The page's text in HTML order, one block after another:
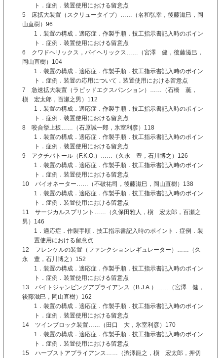
ト．症例．装置使用における留意点
5 床拡大装置（スクリュータイプ）……（名和弘幸，後藤滋巳，岡
山直樹）96
1．装置の構成．適応症．作製手順．技工指示書記入時のポイン
ト．症例．装置使用における留意点
6 クワドヘリックス，バイヘリックス……（宮澤 健，後藤滋巳，
岡山直樹）104
1．装置の構成．適応症．作製手順．技工指示書記入時のポイン
ト．症例．装置の応用について．装置使用における留意点
7 急速拡大装置（ラピッドエクスパンション）……（石橋 薫，
槇 宏太郎，百瀬之男）112
1．装置の構成．適応症．作製手順．技工指示書記入時のポイン
ト．症例．装置使用における留意点
8 咬合挙上板……（石原誠一郎，氷室利彦）118
1．装置の構成．適応症．作製手順．技工指示書記入時のポイン
ト．症例．装置使用における留意点
9 アクチバトール（F.K.O.）……（久永 豊，石川博之）126
1．装置の構成．適応症．作製手順．技工指示書記入時のポイン
ト．症例．装置使用における留意点
10 バイオネーター……（不破祐司，後藤滋巳，岡山直樹）138
1．装置の構成．適応症．作製手順．技工指示書記入時のポイン
ト．症例．装置使用における留意点
11 サージカルスプリント……（久保田雅人，槇 宏太郎，百瀬之
男）146
1．適応症．作製手順．技工指示書記入時のポイント．症例．装
置使用における留意点
12 フレンケルの装置（ファンクションレギュレーター）……（久
永 豊，石川博之）152
1．装置の構成．適応症．作製手順．技工指示書記入時のポイン
ト．症例．装置使用における留意点
13 バイトジャンピングアプライアンス（B.J.A.）……（宮澤 健，
後藤滋巳，岡山直樹）162
1．装置の構成．適応症．作製手順．技工指示書記入時のポイン
ト．症例．装置使用における留意点
14 ツインブロック装置……（田口 大，氷室利彦）170
1．装置の構成．適応症．作製手順．技工指示書記入時のポイン
ト．症例．装置使用における留意点
15 ハーブストアプライアンス……（渋澤龍之，槇 宏太郎，押切